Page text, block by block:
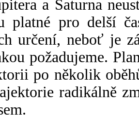
a Saturna
platné pro delší
určení, neboť je
požadujeme.
po několik
radikálně